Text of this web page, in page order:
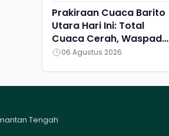
Berawan
Prakiraan Cuaca Barito
Utara Hari Ini: Total
Cuaca Cerah, Waspadai
Munculnya Titik Api
06 Agustus 2026
Tengah